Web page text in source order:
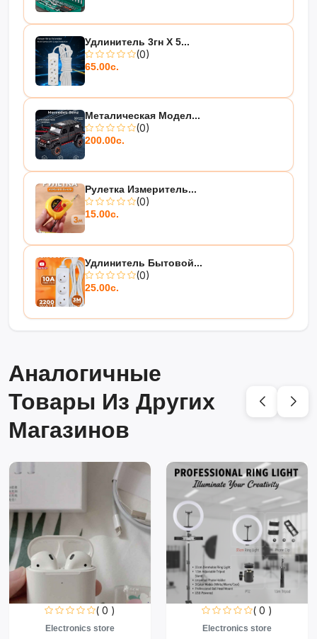
Удлинитель 3гн Х 5...
(0)
65.00с.
Металическая Модел...
(0)
200.00с.
Рулетка Измеритель...
(0)
15.00с.
Удлинитель Бытовой...
(0)
25.00с.
Аналогичные
Товары Из Других
Магазинов
( 0 )
Electronics store
( 0 )
Electronics store